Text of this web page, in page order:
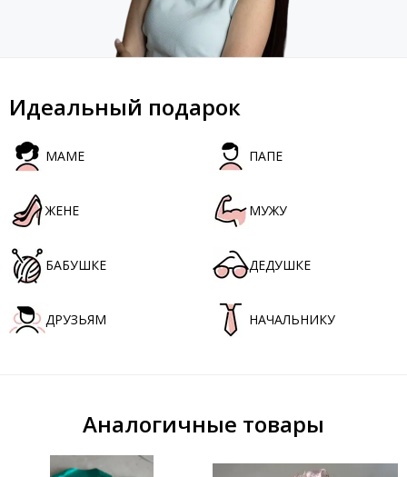
Идеальный подарок
МАМЕ ПАПЕ
ЖЕНЕ МУЖУ
БАБУШКЕ ДЕДУШКЕ
ДРУЗЬЯМ НАЧАЛЬНИКУ
Аналогичные товары